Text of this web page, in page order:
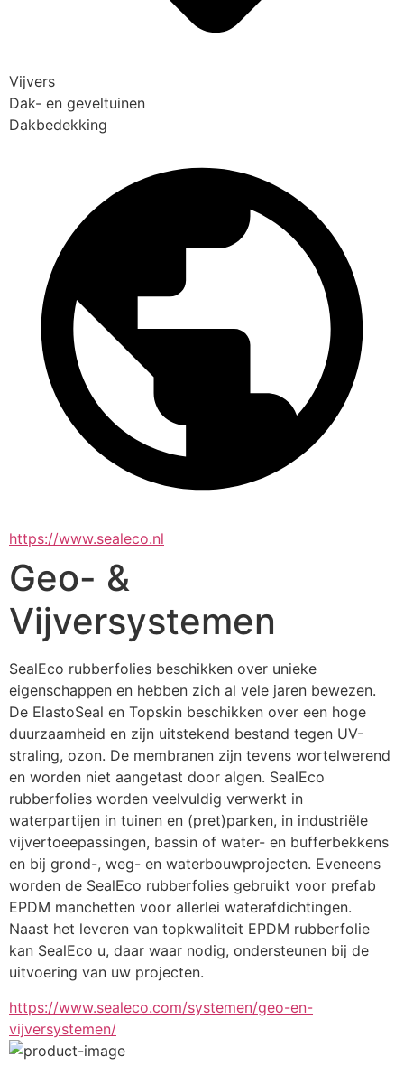
Vijvers
Dak- en geveltuinen
Dakbedekking
https://www.sealeco.nl
Geo- &
Vijversystemen
SealEco rubberfolies beschikken over unieke
eigenschappen en hebben zich al vele jaren bewezen.
De ElastoSeal en Topskin beschikken over een hoge
duurzaamheid en zijn uitstekend bestand tegen UV-
straling, ozon. De membranen zijn tevens wortelwerend
en worden niet aangetast door algen. SealEco
rubberfolies worden veelvuldig verwerkt in
waterpartijen in tuinen en (pret)parken, in industriële
vijvertoeepassingen, bassin of water- en bufferbekkens
en bij grond-, weg- en waterbouwprojecten. Eveneens
worden de SealEco rubberfolies gebruikt voor prefab
EPDM manchetten voor allerlei waterafdichtingen.
Naast het leveren van topkwaliteit EPDM rubberfolie
kan SealEco u, daar waar nodig, ondersteunen bij de
uitvoering van uw projecten.
https://www.sealeco.com/systemen/geo-en-
vijversystemen/